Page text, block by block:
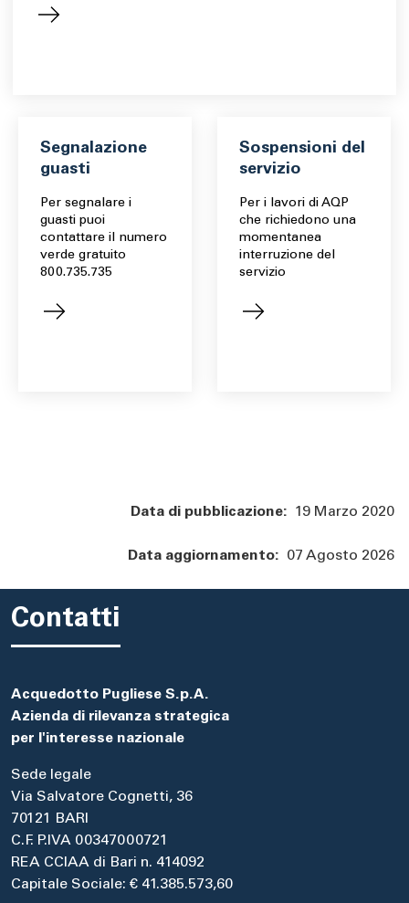
Segnalazione
guasti
Per segnalare i
guasti puoi
contattare il numero
verde gratuito
800.735.735
Sospensioni del
servizio
Per i lavori di AQP
che richiedono una
momentanea
interruzione del
servizio
Data di pubblicazione: 19 Marzo 2020
Data aggiornamento: 07 Agosto 2026
Contatti
Acquedotto Pugliese S.p.A.
Azienda di rilevanza strategica
per l'interesse nazionale
Sede legale
Via Salvatore Cognetti, 36
70121 BARI
C.F. P.IVA 00347000721
REA CCIAA di Bari n. 414092
Capitale Sociale: € 41.385.573,60